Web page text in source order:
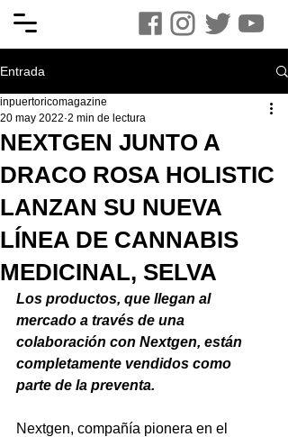
Entrada
NEXTGEN JUNTO A
DRACO ROSA HOLISTIC
LANZAN SU NUEVA
LÍNEA DE CANNABIS
MEDICINAL, SELVA
inpuertoricomagazine
20 may 2022 2 min de lectura
Los productos, que llegan al
mercado a través de una
colaboración con Nextgen, están
completamente vendidos como
parte de la preventa.
Nextgen, compañía pionera en el